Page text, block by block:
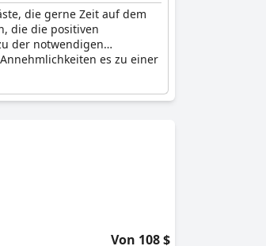
die gerne Zeit auf dem
die die positiven
der notwendigen
es zu einer
Von 108 $